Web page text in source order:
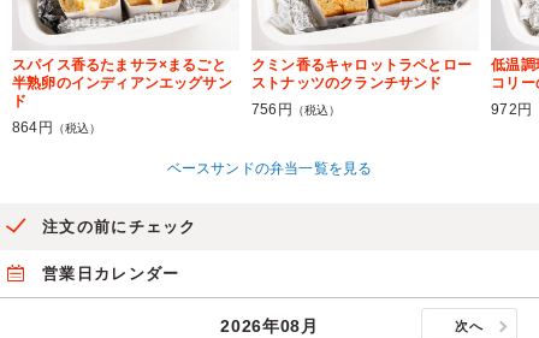
スパイス香るたまサラ×まるごと
半熟卵のインディアンエッグサン
ド
864円
（税込）
クミン香るキャロットラペとロー
ストナッツのクランチサンド
756円
（税込）
低温調
コリ
972円
ベースサンドの弁当一覧を見る
注文の前にチェック
営業日カレンダー
2026年08月 次へ